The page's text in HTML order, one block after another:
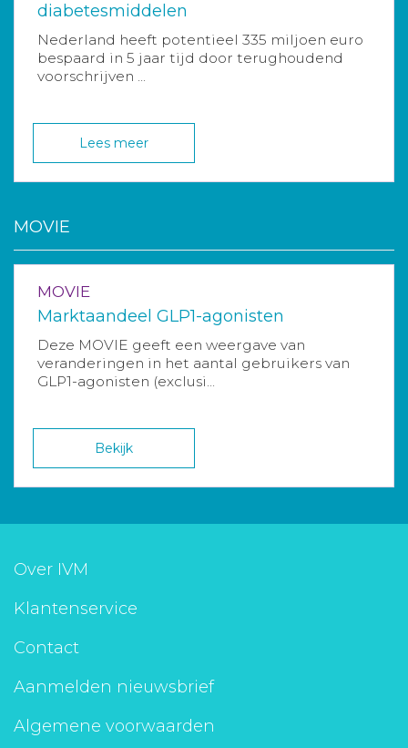
diabetesmiddelen
Nederland heeft potentieel 335 miljoen euro
bespaard in 5 jaar tijd door terughoudend
voorschrijven ...
Lees meer
MOVIE
MOVIE
Marktaandeel GLP1-agonisten
Deze MOVIE geeft een weergave van
veranderingen in het aantal gebruikers van
GLP1-agonisten (exclusi...
Bekijk
Over IVM
Klantenservice
Contact
Aanmelden nieuwsbrief
Algemene voorwaarden